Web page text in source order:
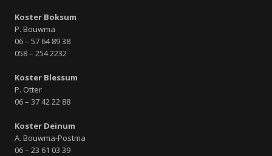
Koster Boksum
P. Bouwma
06 – 57 64 89 38
058 – 254 2232
Koster Blessum
P. Otter
06 – 37 42 22 88
Koster Deinum
A. Bouwma-Postma
06 – 23 61 03 39